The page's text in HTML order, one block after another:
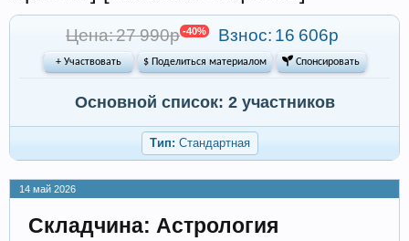
Цена: 27 990р -40% Взнос: 16 606р
+ Участвовать $ Поделиться материалом  Спонсировать
Основной список: 2 участников
Тип: Стандартная
14 май 2026
Складчина: Астрология